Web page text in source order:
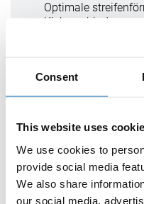
Consent
This website uses
We use cookies to
provide social media
We also share
our social media,
Optimale
Klebeverbindungen
Technisches
OTTO V-
Definierte V-
Optimale